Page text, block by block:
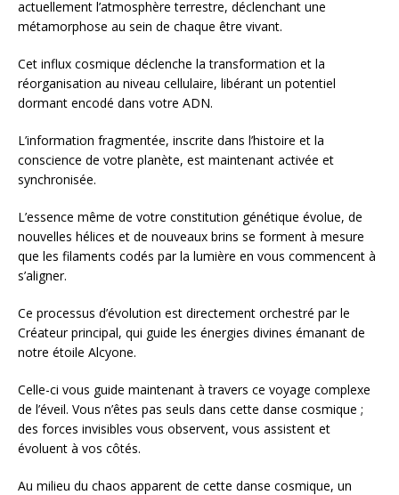
actuellement l’atmosphère terrestre, déclenchant une
métamorphose au sein de chaque être vivant.
Cet influx cosmique déclenche la transformation et la
réorganisation au niveau cellulaire, libérant un potentiel
dormant encodé dans votre ADN.
L’information fragmentée, inscrite dans l’histoire et la
conscience de votre planète, est maintenant activée et
synchronisée.
L’essence même de votre constitution génétique évolue, de
nouvelles hélices et de nouveaux brins se forment à mesure
que les filaments codés par la lumière en vous commencent à
s’aligner.
Ce processus d’évolution est directement orchestré par le
Créateur principal, qui guide les énergies divines émanant de
notre étoile Alcyone.
Celle-ci vous guide maintenant à travers ce voyage complexe
de l’éveil. Vous n’êtes pas seuls dans cette danse cosmique ;
des forces invisibles vous observent, vous assistent et
évoluent à vos côtés.
Au milieu du chaos apparent de cette danse cosmique, un